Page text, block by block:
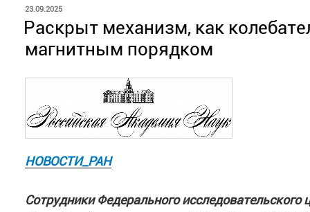
НГУ им. Н.И. Лобачевского (
АО «Российские космические системы» (
Их выступления охватили самые разные
создания новых материалов и применения
научно-технический потенциал российских
ОПУБЛИКОВАНО
23.09.2025
Раскрыт механизм, как
магнитным порядком
НОВОСТИ_РАН
Сотрудники Федерального